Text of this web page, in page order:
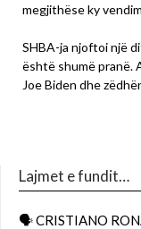
megjithëse ky
SHBA-ja njoftoi një
është shumë pranë.
Joe Biden dhe
Lajmet e fundit…
🗣 CRISTIANO